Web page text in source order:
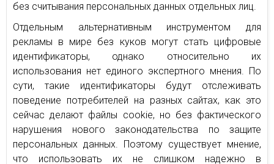
без считывания персональных данных отдельных лиц.
Отдельным альтернативным инструментом для
рекламы в мире без куков могут стать цифровые
идентификаторы, однако относительно их
использования нет единого экспертного мнения. По
сути, такие идентификаторы будут отслеживать
поведение потребителей на разных сайтах, как это
сейчас делают файлы cookie, но без фактического
нарушения нового законодательства по защите
персональных данных. Поэтому существует мнение,
что использовать их не слишком надежно в